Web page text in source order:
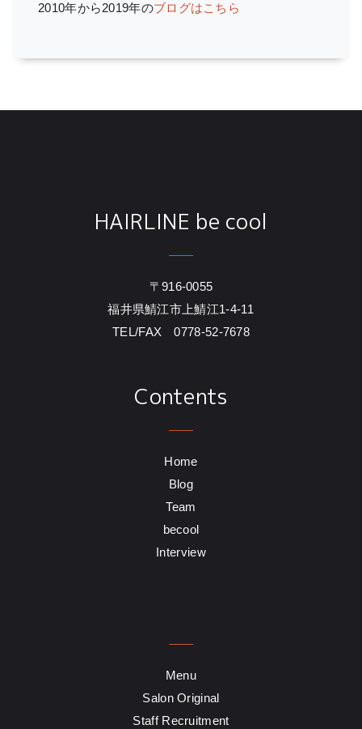
2010年から2019年のブログはこちら
HAIRLINE be cool
〒916-0055
福井県鯖江市上鯖江1-4-11
TEL/FAX 0778-52-7678
Contents
Home
Blog
Team
becool
Interview
Menu
Salon Original
Staff Recruitment